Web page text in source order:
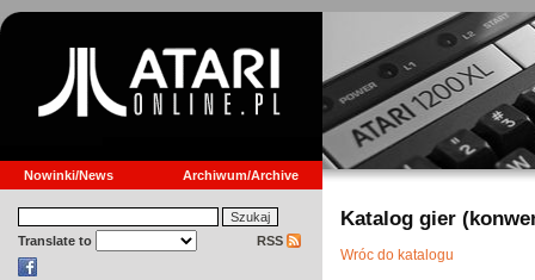
Nowinki/News Archiwum/Archive
Translate to RSS
Katalog gier
Wróc do katalogu